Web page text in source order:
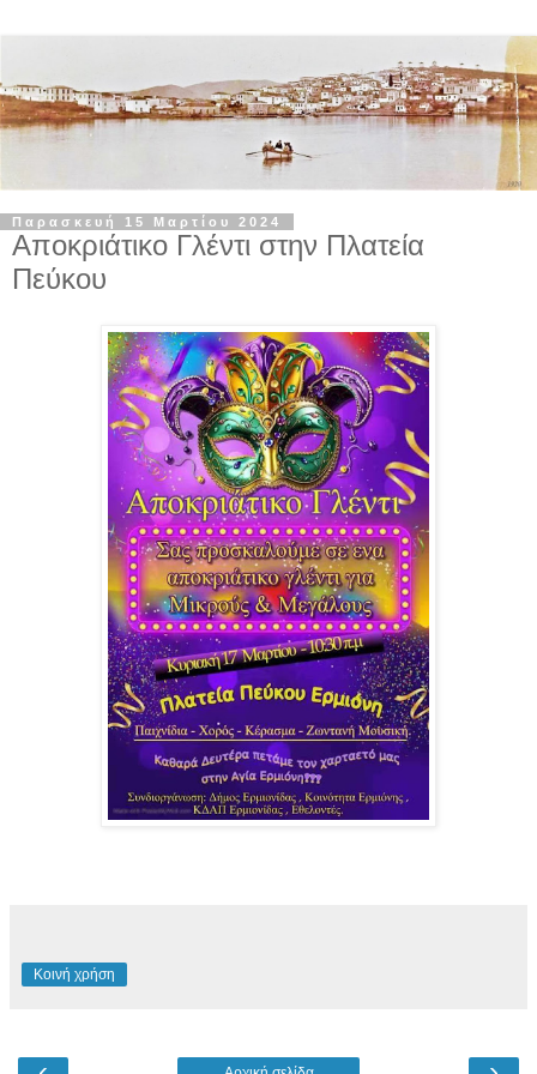
Παρασκευή 15 Μαρτίου 2024
Αποκριάτικο Γλέντι στην Πλατεία
Πεύκου
Κοινή χρήση